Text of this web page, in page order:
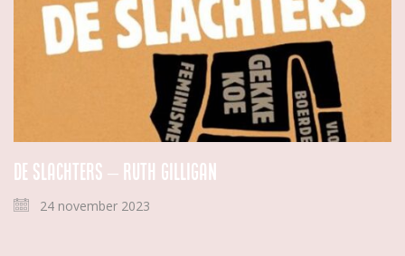
De slachters – Ruth Gilligan
24 november 2023